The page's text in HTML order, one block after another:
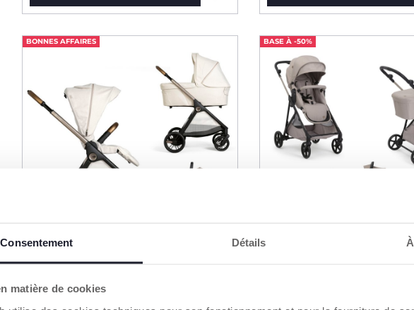
Consentement Détails
matière de cookies
BONNES AFFAIRES BASE À -50%